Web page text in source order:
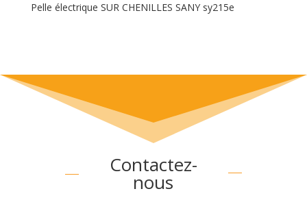
Pelle électrique SUR CHENILLES SANY sy215e
Contactez-
nous